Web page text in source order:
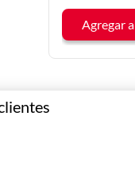
Agregar